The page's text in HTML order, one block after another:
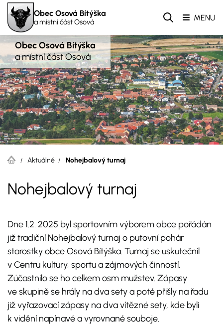
Obec Osová Bítýška
a místní část Osová MENU
Obec Osová Bítýška
a místní část Osová
Aktuálně Nohejbalový turnaj
Nohejbalový turnaj
Dne 1.2. 2025 byl sportovním výborem obce pořádán
již tradiční Nohejbalový turnaj o putovní pohár
starostky obce Osová Bítýška. Turnaj se uskutečnil
v Centru kultury, sportu a zájmových činností.
Zúčastnilo se ho celkem osm mužstev. Zápasy
ve skupině se hrály na dva sety a poté přišly na řadu
již vyřazovací zápasy na dva vítězné sety, kde byli
k vidění napínavé a vyrovnané souboje.